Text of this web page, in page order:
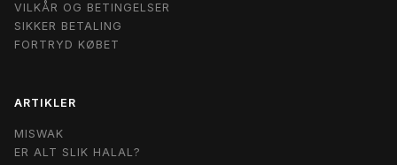
VILKÅR OG BETINGELSER
SIKKER BETALING
FORTRYD KØBET
ARTIKLER
MISWAK
ER ALT SLIK HALAL?